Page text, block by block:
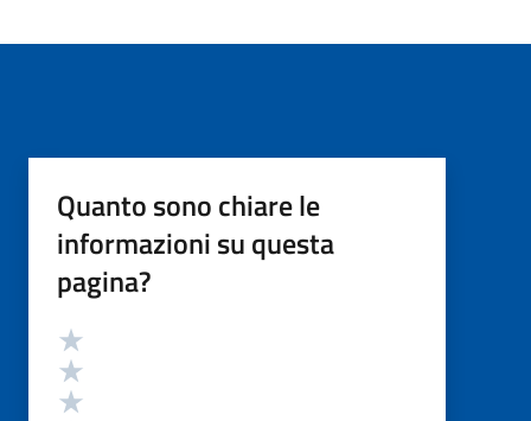
Quanto sono chiare le
informazioni su questa
pagina?
Valutazione